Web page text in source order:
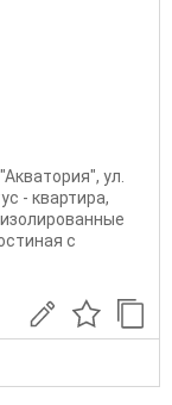
ул.
- квартира,
с